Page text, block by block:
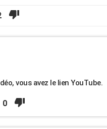
vous avez le lien YouTube.
0